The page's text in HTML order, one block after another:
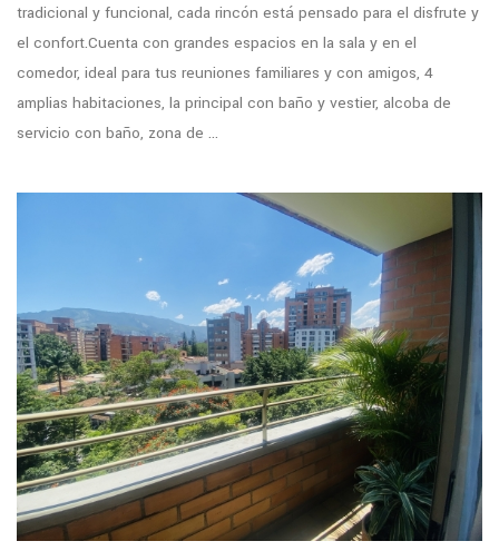
tradicional y funcional, cada rincón está pensado para el disfrute y
el confort.Cuenta con grandes espacios en la sala y en el
comedor, ideal para tus reuniones familiares y con amigos, 4
amplias habitaciones, la principal con baño y vestier, alcoba de
servicio con baño, zona de ...